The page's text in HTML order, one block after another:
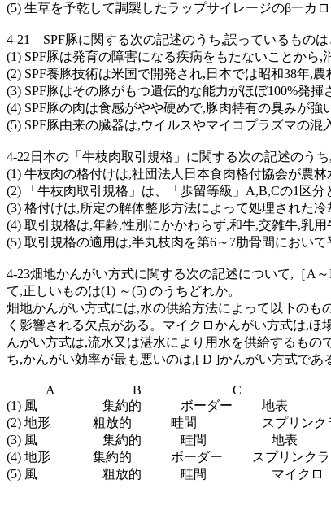
(5) 生草を予乾して調製したラップサイレージのβ一カ
4-21 SPF豚に関する次の記述のうち,誤っているものは
(1) SPF豚は発育の障害になる疾病をもたないことから
(2) SPF養豚技術は米国で開発され,日本では昭和38年,
(3) SPF豚はその豚がもつ遺伝的な能力がほぼ100%発
(4) SPF豚の肉は食感がやや硬めで,豚肉特有の臭みが強
(5) SPF豚由来の臓器は,ウイルスやマイコプラズマの
4-22日本の「牛枝肉取引規格」に関する次の記述のう
(1) 牛枝肉の格付けは,社団法人日本食肉格付協会が農
(2) 「牛枝肉取引規格」は、「歩留等級」A,B,Cの1区分
(3) 格付けは,所定の解体整形方法によって処理された
(4) 取引規格は,年齢,性別にかかわらず,和牛,交雑牛,乳
(5) 取引規格の適用は,半丸枝肉を第6～7肋骨間におい
4-23畑地かんがい方式に関する次の記述について,［A
て,正しいものは(1) ～(5) のうちどれか。
畑地かんがい方式には,水の供給方法によって以下の
く影響される欠点がある。マイクロかんがい方式は,
んがい方式は,流水又は湛水により用水を供給するも
ち,かんがい効率が最も悪いのは,[ D ]かんがい方式であ
A B C
(1) 風 集約的 ボーダー 地表
(2) 地形 粗放的 畦間 スプリンク
(3) 風 集約的 畦間 地表
(4) 地形 集約的 ボーダー スプリンクラ
(5) 風 粗放的 畦間 マイクロ